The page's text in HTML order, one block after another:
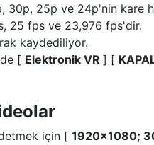
30p, 25p ve 24p'nin kare
25 fps ve 23,976 fps'dir.
kaydediliyor.
[ Elektronik VR ] [
için [ 1920×1080;